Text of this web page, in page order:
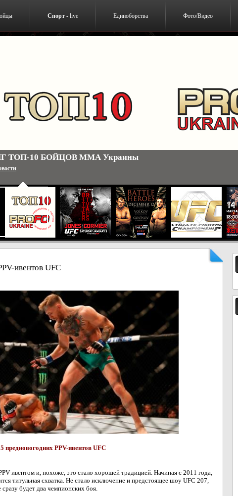
Спорт - live Единоборства Фото/Видео
Джонс Джонс-Даниэль Кормье. 3 января. США. Результаты
.
ивентов UFC
предновогодних PPV-ивентов UFC
ивентом и, похоже, это стало хорошей традицией. Начиная с 2011 года,
титульная схватка. Не стало исключение и предстоящее шоу UFC 207,
сразу будет два чемпионских боя.